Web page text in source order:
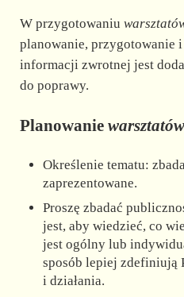
W przygotowaniu
planowanie, przygotowanie
informacji zwrotnej jest
do poprawy.
Planowanie warsztatów
Określenie tematu:
zaprezentowane.
Proszę zbadać
jest, aby wiedzieć, co
jest ogólny lub
sposób lepiej zdefiniują
i działania.